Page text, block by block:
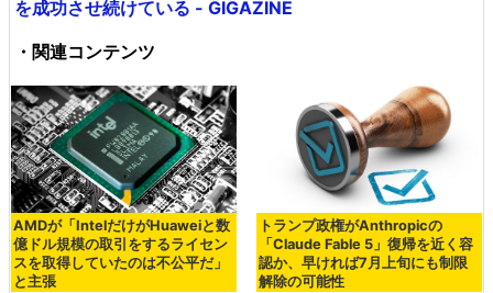
を成功させ続けている - GIGAZINE
・関連コンテンツ
AMDが「IntelだけがHuaweiと数
億ドル規模の取引をするライセン
スを取得していたのは不公平だ」
と主張
トランプ政権がAnthropicの
「Claude Fable 5」復帰を近く容
認か、早ければ7月上旬にも制限
解除の可能性